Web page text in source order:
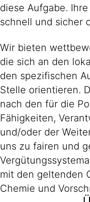
diese Aufgabe.
schnell und sicher
Wir bieten
die sich an den
den spezifischen
Stelle orientieren.
nach den für die
Fähigkeiten,
und/oder der
uns zu fairen und
mit den geltenden
Chemie und